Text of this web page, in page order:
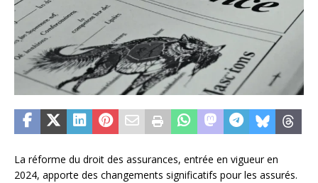
La réforme du droit des assurances, entrée en vigueur en
2024, apporte des changements significatifs pour les assurés.